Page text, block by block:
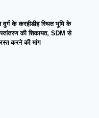
के करहीडीह स्थित भूमि के
की शिकायत, SDM से
करने की मांग